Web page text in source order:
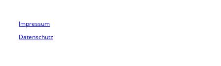
Impressum
Datenschutz